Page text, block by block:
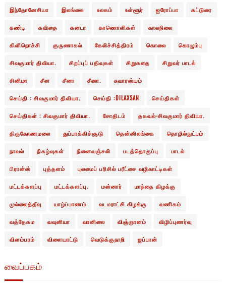
இந்தோனேசியா இலங்கை உலகம் உள்ளூர் ஐரோப்பா கட்டுரை
கண்டி கவிதை கனடா காணொளிகள் காலநிலை
கிளிநொச்சி குருணாகல் கேலிச்சித்திரம் கொலை கொழும்பு
சிவகுமார் திவியா. சிறப்புப் பதிவுகள் சிறுகதை சிறுவர் பாடல்
சினிமா சீன சீனா சீனா. சுவாரஸ்யம்
செய்தி : சிவகுமார் திவியா. செய்தி :DILAXSAN செய்திகள்
செய்திகள் : சிவகுமார் திவியா. சோதிடம் தகவல்-சிவகுமார் திவியா.
திருகோணமலை துப்பாக்கிச்சூடு தென்னிலங்கை தொழில்நுட்பம்
நாவல் நிகழ்வுகள் நினைவஞ்சலி படத்தொகுப்பு பாடல்
பிரான்ஸ் புத்தளம் புலமைப் பரிசில் பரீட்சை வழிகாட்டிகள்
மட்டக்களப்பு மட்டக்களப்பு. மன்னார் மாந்தை கிழக்கு
முல்லைத்தீவு யாழ்ப்பாணம் வடமராட்சி கிழக்கு வணிகம்
வத்தேகம வவுனியா வானிலை விஞ்ஞானம் விழிப்புணர்வு
விளம்பரம் விளையாட்டு வெடுக்குநாறி ஜப்பான்
வைப்பகம்